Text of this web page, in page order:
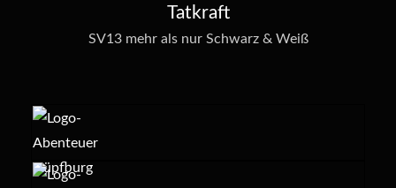
Tatkraft
SV13 mehr als nur Schwarz & Weiß